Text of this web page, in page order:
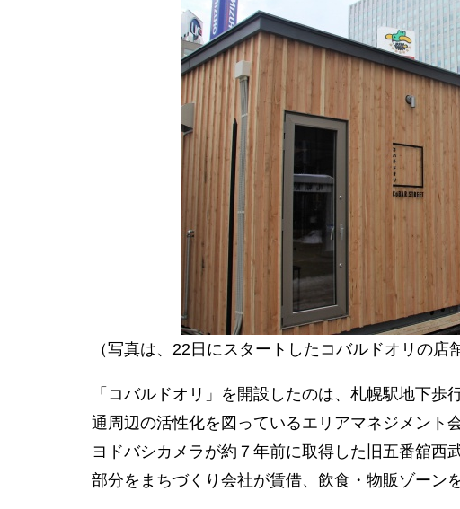
（写真は、22日にスタートしたコバルドオリの店
「コバルドオリ」を開設したのは、札幌駅地下
通周辺の活性化を図っているエリアマネジメント
ヨドバシカメラが約７年前に取得した旧五番舘西
部分をまちづくり会社が賃借、飲食・物販ゾーン